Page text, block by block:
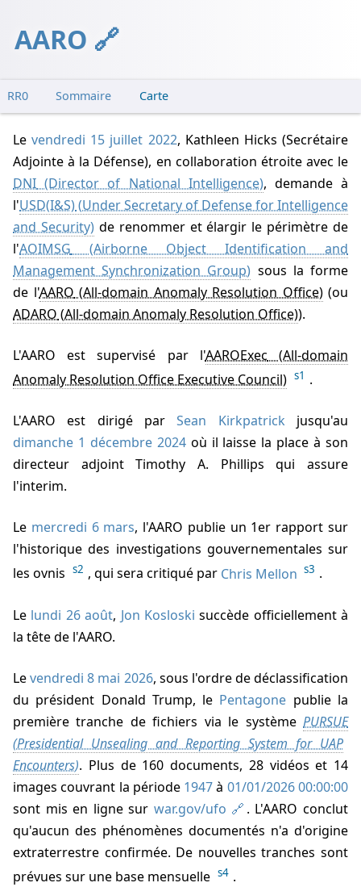
AARO
RR0 Sommaire Carte
Levendredi 15 juillet 2022, Kathleen Hicks (Secrétaire
Adjointe à la Défense), en collaboration étroite avec le
DNI
, demande à
l'USD(I&S)
de renommer et élargir le périmètre de
l'AOIMSG
sous la forme
de l'AARO
(ou
ADARO
).
L'AARO est supervisé par l'AAROExec
s1 .
L'AARO est dirigé parSean Kirkpatrick jusqu'au
dimanche 1 décembre 2024où il laisse la place à son
directeur adjointTimothy A. Phillips qui assure
l'interim.
Le mercredi 6 mars, l'AARO publie un 1er rapport sur
l'historique des investigations gouvernementales sur
les ovnis s2 , qui sera critiqué par Chris Mellon s3 .
Le lundi 26 août, Jon Kosloski succède officiellement à
la tête de l'AARO.
Levendredi 8 mai 2026, sous l'ordre de déclassification
du président Donald Trump, le Pentagone publie la
première tranche de fichiers via le système PURSUE
. Plus de 160 documents, 28 vidéos et 14
images couvrant la période 1947à 01/01/2026 00:00:00
sont mis en ligne sur war.gov/ufo
. L'AARO conclut
qu'aucun des phénomènes documentés n'a d'origine
extraterrestre confirmée. De nouvelles tranches sont
prévues sur une base mensuelle s4 .